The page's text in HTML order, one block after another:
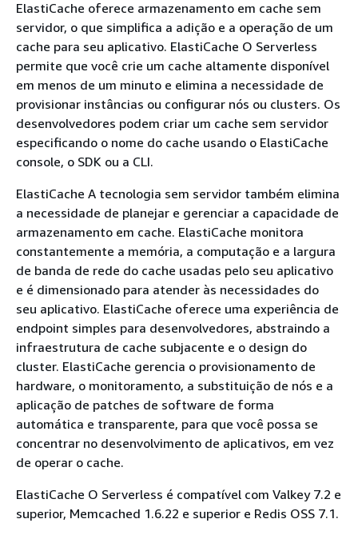
ElastiCache oferece armazenamento em cache sem
servidor, o que simplifica a adição e a operação de um
cache para seu aplicativo. ElastiCache O Serverless
permite que você crie um cache altamente disponível
em menos de um minuto e elimina a necessidade de
provisionar instâncias ou configurar nós ou clusters. Os
desenvolvedores podem criar um cache sem servidor
especificando o nome do cache usando o ElastiCache
console, o SDK ou a CLI.
ElastiCache A tecnologia sem servidor também elimina
a necessidade de planejar e gerenciar a capacidade de
armazenamento em cache. ElastiCache monitora
constantemente a memória, a computação e a largura
de banda de rede do cache usadas pelo seu aplicativo
e é dimensionado para atender às necessidades do
seu aplicativo. ElastiCache oferece uma experiência de
endpoint simples para desenvolvedores, abstraindo a
infraestrutura de cache subjacente e o design do
cluster. ElastiCache gerencia o provisionamento de
hardware, o monitoramento, a substituição de nós e a
aplicação de patches de software de forma
automática e transparente, para que você possa se
concentrar no desenvolvimento de aplicativos, em vez
de operar o cache.
ElastiCache O Serverless é compatível com Valkey 7.2 e
superior, Memcached 1.6.22 e superior e Redis OSS 7.1.